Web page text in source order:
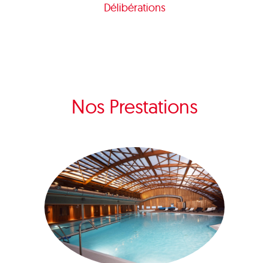
Délibérations
Nos Prestations